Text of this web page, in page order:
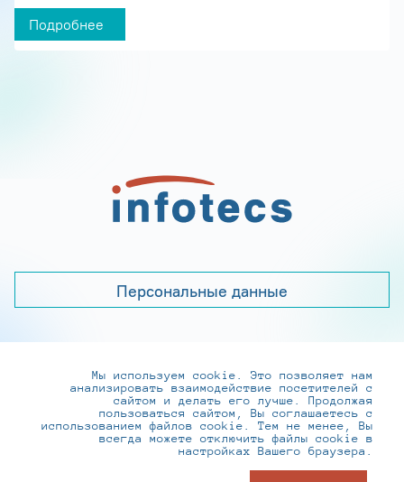
Подробнее
Персональные данные
+7 (495) 737-6192, 8-800-250-0-260
practice@infotecs.ru,hr@infotecs.ru
127273, г. Москва, Отрадная ул., 2Б строение 1
Мы используем cookie. Это позволяет нам
анализировать взаимодействие посетителей с
сайтом и делать его лучше. Продолжая
пользоваться сайтом, Вы соглашаетесь с
использованием файлов cookie. Тем не менее, Вы
всегда можете отключить файлы cookie в
настройках Вашего браузера.